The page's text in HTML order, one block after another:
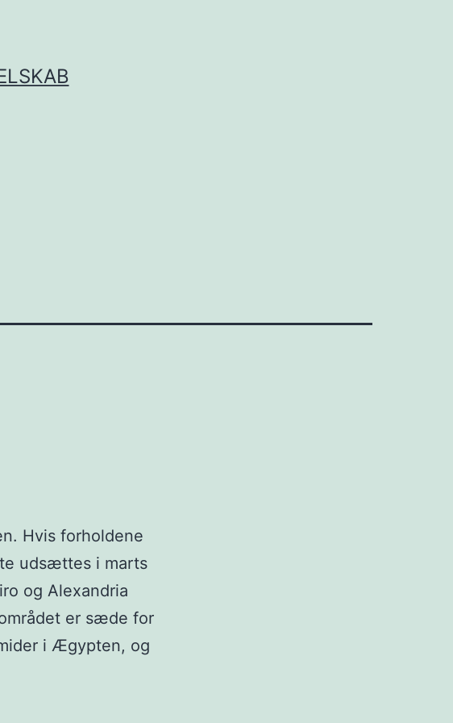
Hvis forholdene
udsættes i marts
og Alexandria
er sæde for
i Ægypten, og